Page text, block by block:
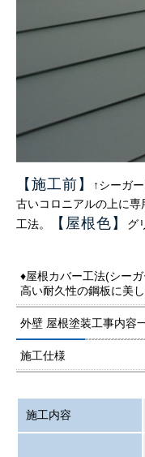
【施工前 】
↑シーガ
古いコロニアルの上に
工法。
【屋根色 】 グ
♦屋根カバー工法(シー
高い耐久性の鋼板に美
外壁 屋根塗装工事内容
施工仕様
施工内容